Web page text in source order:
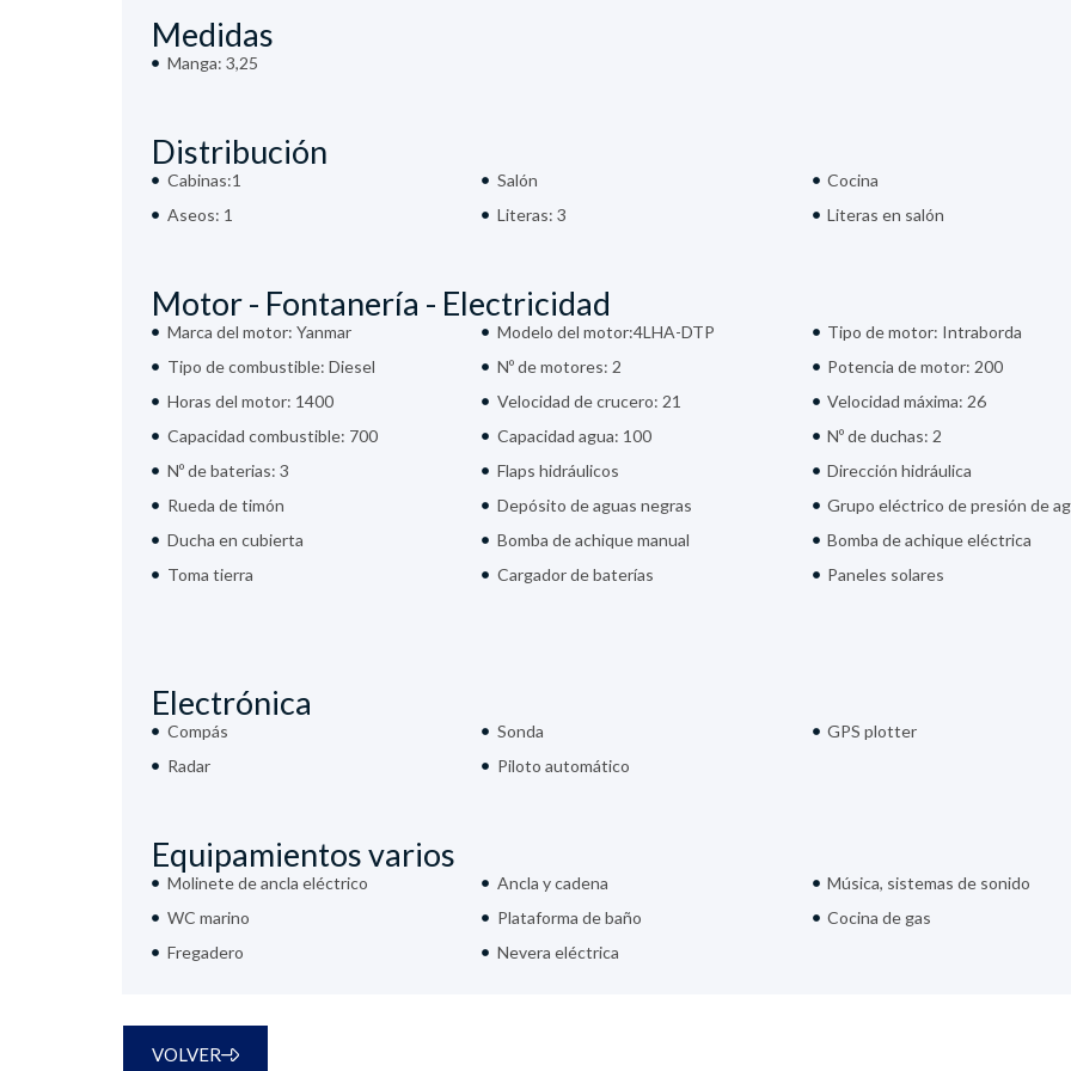
Medidas
Manga: 3,25
Distribución
Cabinas:1 Salón
Cocina
Aseos: 1
Literas: 3 Literas en salón
Motor - Fontanería - Electricidad
Marca del motor: Yanmar Modelo del motor:4LHA-DTP
Tipo de motor: Intraborda
Tipo de combustible: Diesel
Nº de motores: 2
Potencia de motor: 200
Horas del motor: 1400
Velocidad de crucero: 21
Velocidad máxima: 26
Capacidad combustible: 700
Capacidad agua: 100
Nº de duchas: 2
Nº de baterias: 3
Flaps hidráulicos
Dirección hidráulica
Rueda de timón
Depósito de aguas negras
Grupo eléctrico de presión de
Ducha en cubierta
Bomba de achique manual
Bomba de achique eléctrica
Toma tierra
Cargador de baterías Paneles solares
Electrónica
Compás Sonda
GPS plotter
Radar
Piloto automático
Equipamientos varios
Molinete de ancla eléctrico Ancla y cadena
Música, sistemas de sonido
WC marino
Plataforma de baño
Cocina de gas
Fregadero
Nevera eléctrica
VOLVER